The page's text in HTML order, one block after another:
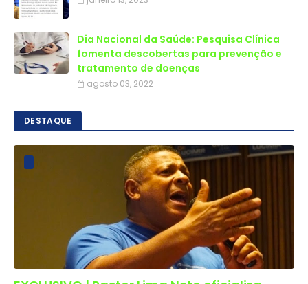
Dia Nacional da Saúde: Pesquisa Clínica
fomenta descobertas para prevenção e
tratamento de doenças
agosto 03, 2022
DESTAQUE